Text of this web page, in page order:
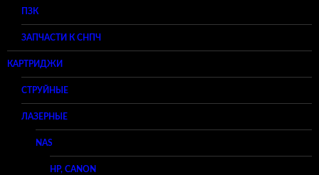
ПЗК
ЗАПЧАСТИ К СНПЧ
КАРТРИДЖИ
СТРУЙНЫЕ
ЛАЗЕРНЫЕ
NAS
HP, CANON